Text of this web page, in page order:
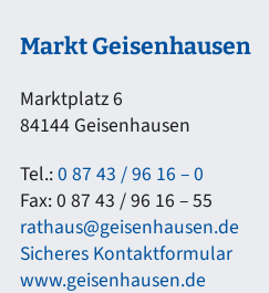
Markt Geisenhausen
Marktplatz 6
84144 Geisenhausen
Tel.:0 87 43 / 96 16 – 0
Fax: 0 87 43 / 96 16 – 55
rathaus@geisenhausen.de
Sicheres Kontaktformular
www.geisenhausen.de